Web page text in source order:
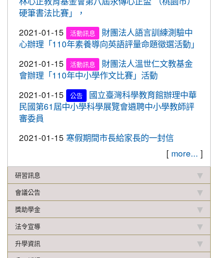
2019-12-20 賀!
本校學生參加108年臺北市中正盃
羽球錦標賽成績優異
2019-12-20
賀!
本校學生參加109年桃園市中小學
校聯合運動會楊梅區選拔賽成績優異
2019-12-16
賀!
本校學生參加2019年名人盃冬季校
園圍棋對抗賽成績優異
2019-12-12
重要
108年校內語文競賽 得獎名單(最
新版12.17)
2019-11-27
2019-11-07
本校學生參加新竹市新豐盃羽球賽
成績優異
2019-10-21 賀!
本校學生參加2019年國慶華江盃羽
球錦標賽成績優異
2019-10-04
賀!
本校學生參加108年新北市城市夏
季盃全國羽球錦標賽成績優異
硬筆書法比賽」，
2021-01-15
活動訊息
財團法人語言訓練測驗中
心辦理「110年素養導向英語評量命題徵選活動」
2021-01-15
活動訊息
財團法人溫世仁文教基金
會辦理「110年中小學作文比賽」活動
2021-01-15
公告
國立臺灣科學教育館辦理中華
民國第61屆中小學科學展覽會遴聘中小學教師評
審委員
2021-01-15 寒假期間市長給家長的一封信
[ more... ]
研習訊息
會議公告
獎助學金
法令宣導
升學資訊